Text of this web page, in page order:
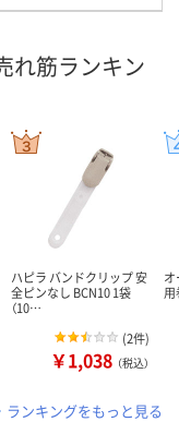
れ筋ランキン
ハピラ バンドクリップ 安
全ピンなし BCN10 1袋
（10…
(2件)
￥1,038 （税込）
ランキングをもっと見る